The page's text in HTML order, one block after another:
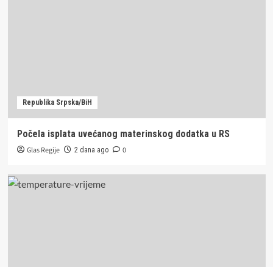
Republika Srpska/BiH
Počela isplata uvećanog materinskog dodatka u RS
Glas Regije 2 dana ago 0